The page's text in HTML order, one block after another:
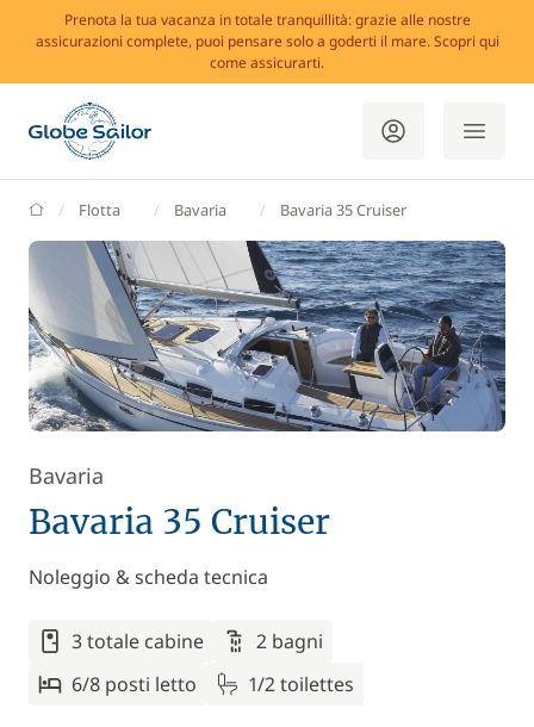
Prenota la tua vacanza in totale tranquillità: grazie alle nostre
assicurazioni complete, puoi pensare solo a goderti il mare. Scopri qui
come assicurarti.
GlobeSailor
Flotta Bavaria Bavaria 35 Cruiser
Bavaria
Bavaria 35 Cruiser
Noleggio & scheda tecnica
3 totale cabine
2 bagni
6/8 posti letto
1/2 toilettes